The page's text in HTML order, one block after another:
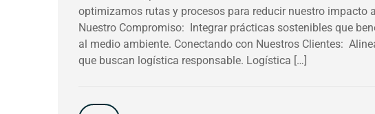
optimizamos rutas y procesos para reducir nuestro impacto
Nuestro Compromiso: Integrar prácticas sostenibles que
al medio ambiente. Conectando con Nuestros Clientes:
que buscan logística responsable. Logística […]